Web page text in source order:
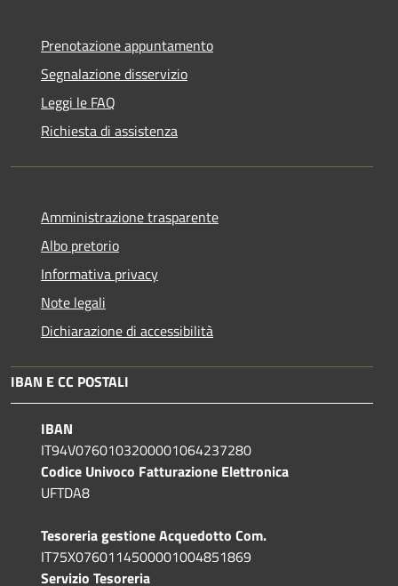
Prenotazione appuntamento
Segnalazione disservizio
Leggi le FAQ
Richiesta di assistenza
Amministrazione trasparente
Albo pretorio
Informativa privacy
Note legali
Dichiarazione di accessibilità
IBAN E CC POSTALI
IBAN
IT94V0760103200001064237280
Codice Univoco Fatturazione Elettronica
UFTDA8
Tesoreria gestione Acquedotto Com.
IT75X0760114500001004851869
Servizio Tesoreria